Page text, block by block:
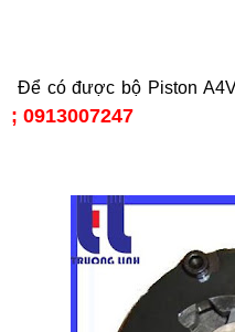
Để có được bộ Piston
; 0913007247